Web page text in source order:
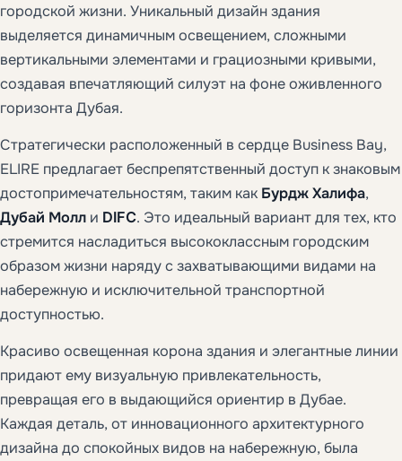
городской жизни. Уникальный дизайн здания
выделяется динамичным освещением, сложными
вертикальными элементами и грациозными кривыми,
создавая впечатляющий силуэт на фоне оживленного
горизонта Дубая.
Стратегически расположенный в сердце Business Bay,
ELIRE предлагает беспрепятственный доступ к знаковым
достопримечательностям, таким как Бурдж Халифа,
Дубай Молл и DIFC. Это идеальный вариант для тех, кто
стремится насладиться высококлассным городским
образом жизни наряду с захватывающими видами на
набережную и исключительной транспортной
доступностью.
Красиво освещенная корона здания и элегантные линии
придают ему визуальную привлекательность,
превращая его в выдающийся ориентир в Дубае.
Каждая деталь, от инновационного архитектурного
дизайна до спокойных видов на набережную, была